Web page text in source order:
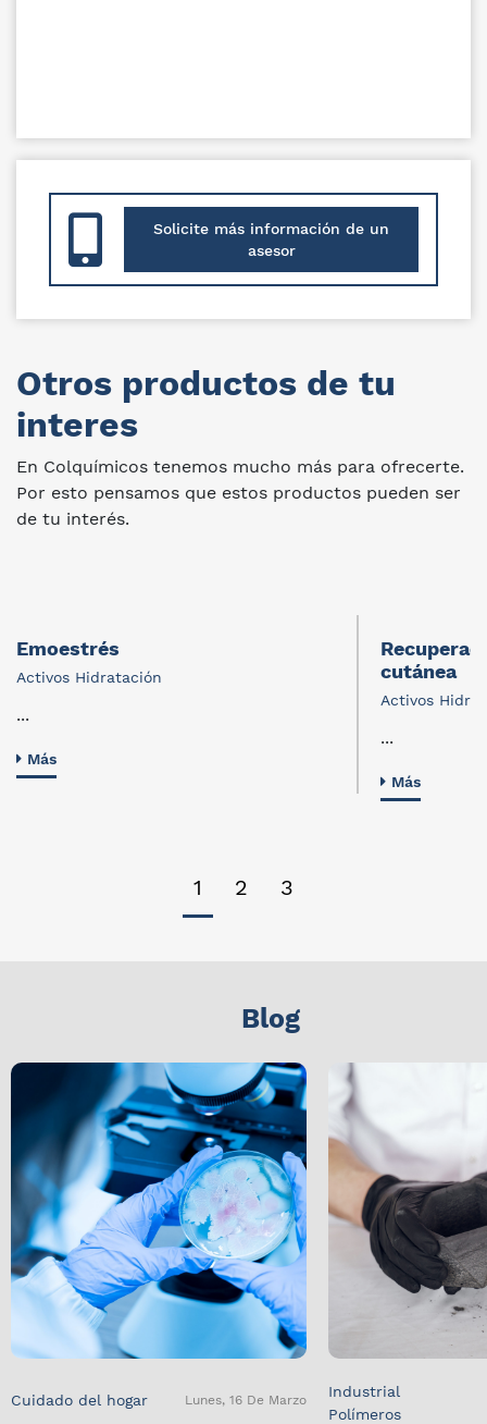
Solicite más información de un
asesor
Otros productos de tu
interes
En Colquímicos tenemos mucho más para ofrecerte.
Por esto pensamos que estos productos pueden ser
de tu interés.
Emoestrés
Activos Hidratación
...
Más
cutánea
Activos
...
Más
1 2 3
Blog
Cuidado del hogar Lunes, 16 De Marzo
Industrial
Polímeros